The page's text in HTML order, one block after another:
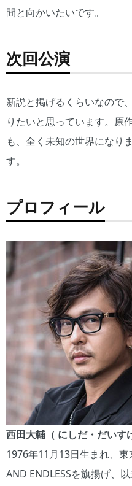
間と向かいたいです。
次回公演
新説と掲げるくらいなので
りたいと思っています。原
も、全く未知の世界になり
す。
プロフィール
西田大輔（ にしだ・だいす
1976年11月13日生まれ、
AND ENDLESSを旗揚げ、